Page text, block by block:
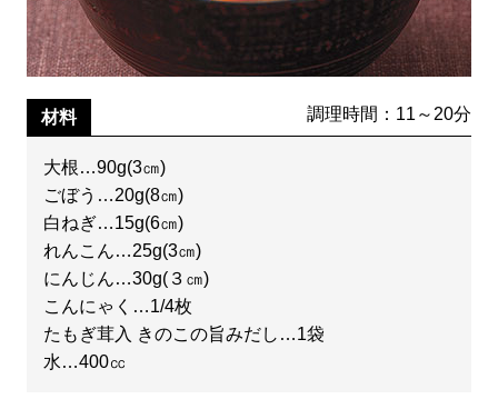
材料 調理時間：11～20分
大根…90g(3㎝)
ごぼう…20g(8㎝)
白ねぎ…15g(6㎝)
れんこん…25g(3㎝)
にんじん…30g(３㎝)
こんにゃく…1/4枚
たもぎ茸入 きのこの旨みだし…1袋
水…400㏄